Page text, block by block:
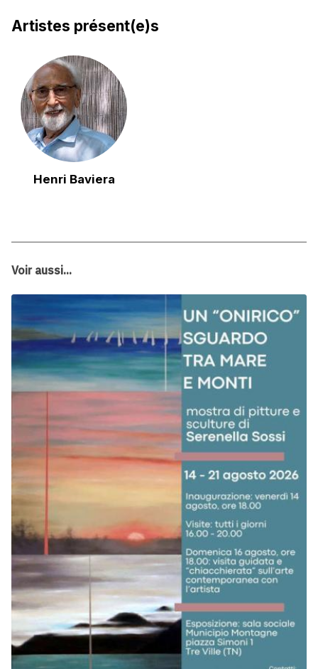
Artistes présent(e)s
Henri Baviera
Voir aussi...